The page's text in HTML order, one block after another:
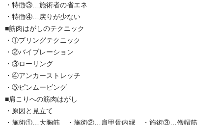
・特徴③…施術者の省エネ
・特徴④…戻りが少ない
■筋肉はがしのテクニック
・①プリングテクニック
・②バイブレーション
・③ローリング
・④アンカーストレッチ
・⑤ピンムービング
■肩こりへの筋肉はがし
・原因と見立て
・施術①…大胸筋 ・施術②…肩甲骨内縁 ・施術③…僧帽筋